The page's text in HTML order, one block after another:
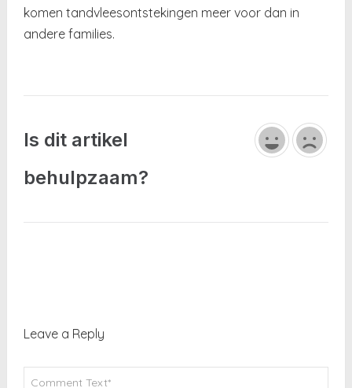
komen tandvleesontstekingen meer voor dan in
andere families.
Is dit artikel
behulpzaam?
Leave a Reply